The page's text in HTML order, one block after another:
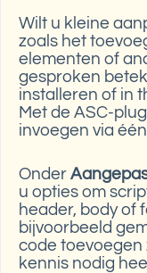
Wilt u kleine
zoals het
elementen of
gesproken
installeren of in
Met de ASC-
invoegen via
Onder
u opties om
header, body of
bijvoorbeeld
code toevoegen
kennis nodig